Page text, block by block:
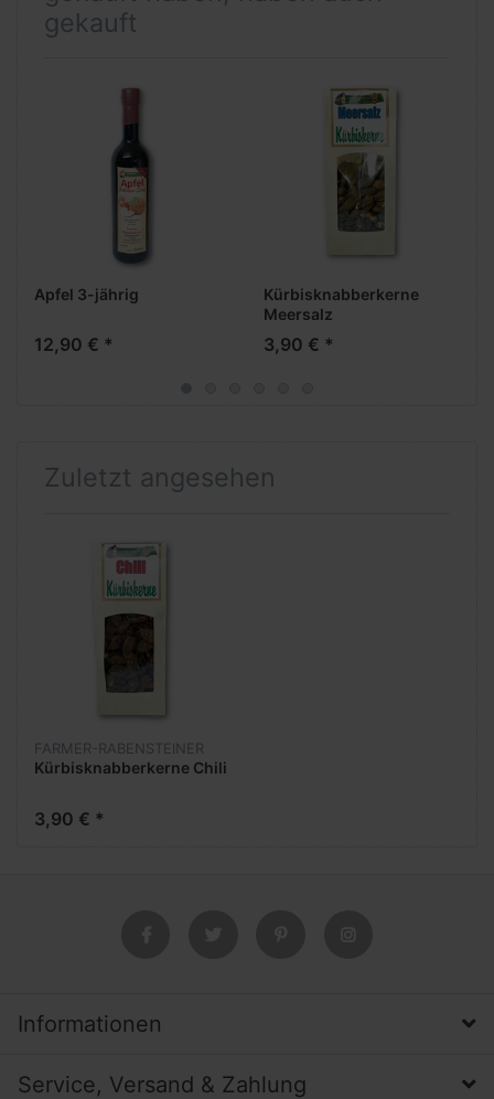
gekauft
Apfel 3-jährig
12,90 € *
Kürbisknabberkerne
Meersalz
3,90 € *
Zuletzt angesehen
FARMER-RABENSTEINER
Kürbisknabberkerne Chili
3,90 € *
Informationen
Service, Versand & Zahlung